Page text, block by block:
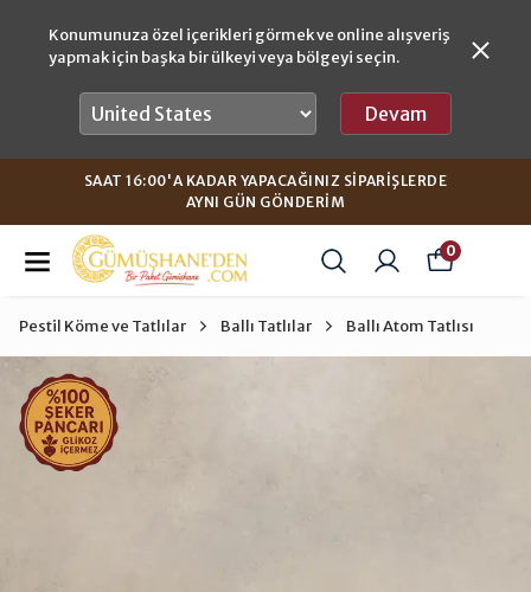
Konumunuza özel içerikleri görmek ve online alışveriş
yapmak için başka bir ülkeyi veya bölgeyi seçin.
Devam
SAAT 16:00'A KADAR YAPACAĞINIZ SIPARIŞLERDE
AYNI GÜN GÖNDERIM
0
Pestil Köme ve Tatlılar Ballı Tatlılar Ballı Atom Tatlısı